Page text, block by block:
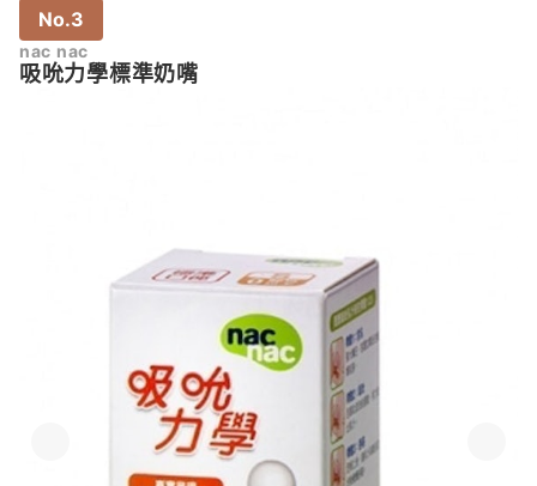
No.3
nac nac
吸吮力學標準奶嘴